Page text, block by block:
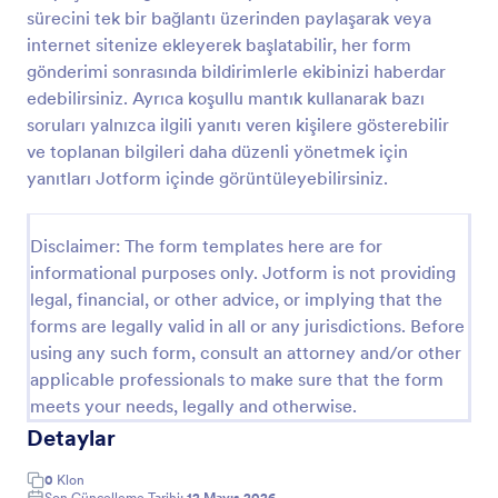
sürecini tek bir bağlantı üzerinden paylaşarak veya
internet sitenize ekleyerek başlatabilir, her form
gönderimi sonrasında bildirimlerle ekibinizi haberdar
edebilirsiniz. Ayrıca koşullu mantık kullanarak bazı
soruları yalnızca ilgili yanıtı veren kişilere gösterebilir
ve toplanan bilgileri daha düzenli yönetmek için
yanıtları Jotform içinde görüntüleyebilirsiniz.
Disclaimer: The form templates here are for
informational purposes only. Jotform is not providing
legal, financial, or other advice, or implying that the
forms are legally valid in all or any jurisdictions. Before
using any such form, consult an attorney and/or other
applicable professionals to make sure that the form
meets your needs, legally and otherwise.
Detaylar
0 Klon
Gönüllü İşe Alım Formu
Bu form ile yardım kuruşunuza başvuruda bulunacak
kişilerin gerekli bilgilerini alabilir, onlara müsait olduğu
günleri seçtirebilirsiniz.
Go to Category:
Başvuru Formları
Şablon Kullan
Önizleme